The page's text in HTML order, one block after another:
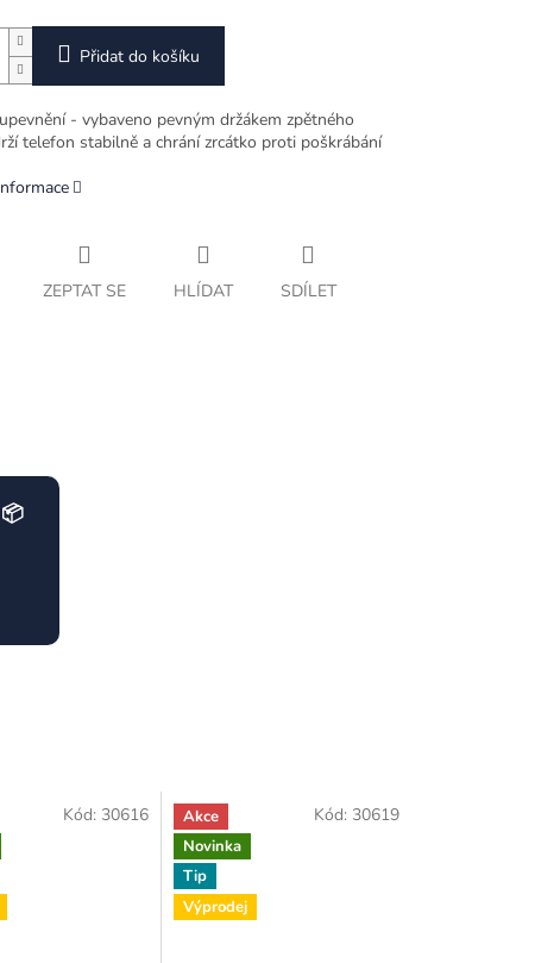
Přidat do košíku
- vybaveno pevným držákem zpětného
telefon stabilně a chrání zrcátko proti poškrábání
ZEPTAT SE HLÍDAT SDÍLET
Kód: 30616
Akce
Novinka
Tip
Výprodej
Kód: 30619